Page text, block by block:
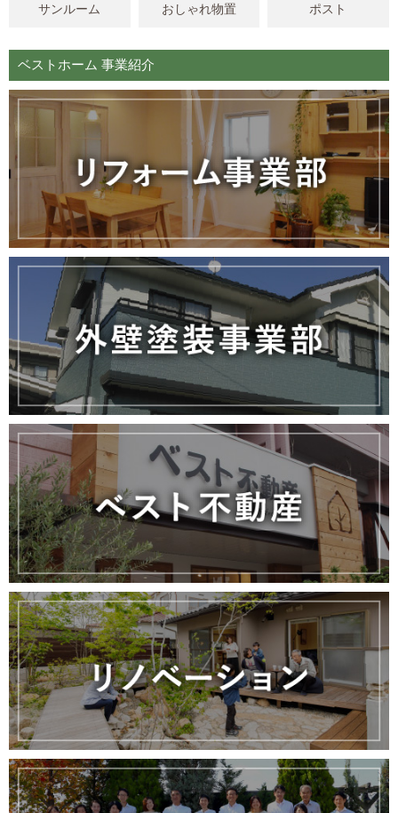
サンルーム おしゃれ物置 ポスト
ベストホーム 事業紹介